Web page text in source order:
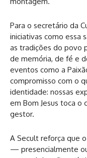
Para o secretário da
iniciativas como essa
as tradições do povo
de memória, de fé e
eventos como a
compromisso com o
identidade: nossas
em Bom Jesus toca o
gestor.
A Secult reforça que
— presencialmente